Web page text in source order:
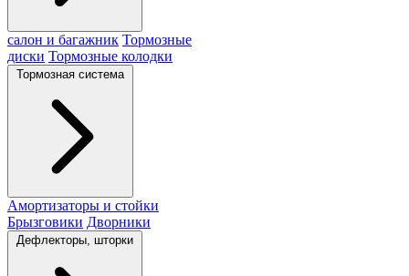
салон и багажник Тормозные
диски Тормозные колодки
Тормозная система
Амортизаторы и стойки
Брызговики Дворники
Дефлекторы, шторки